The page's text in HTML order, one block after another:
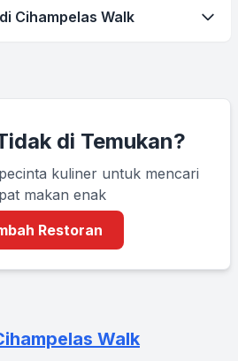
Cihampelas Walk
di Temukan?
kuliner untuk mencari
makan enak
Restoran
Walk